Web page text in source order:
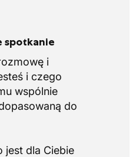
spotkanie
i
i czego
wspólnie
do
jest dla Ciebie